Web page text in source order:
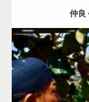
仲良
Category: キウイ